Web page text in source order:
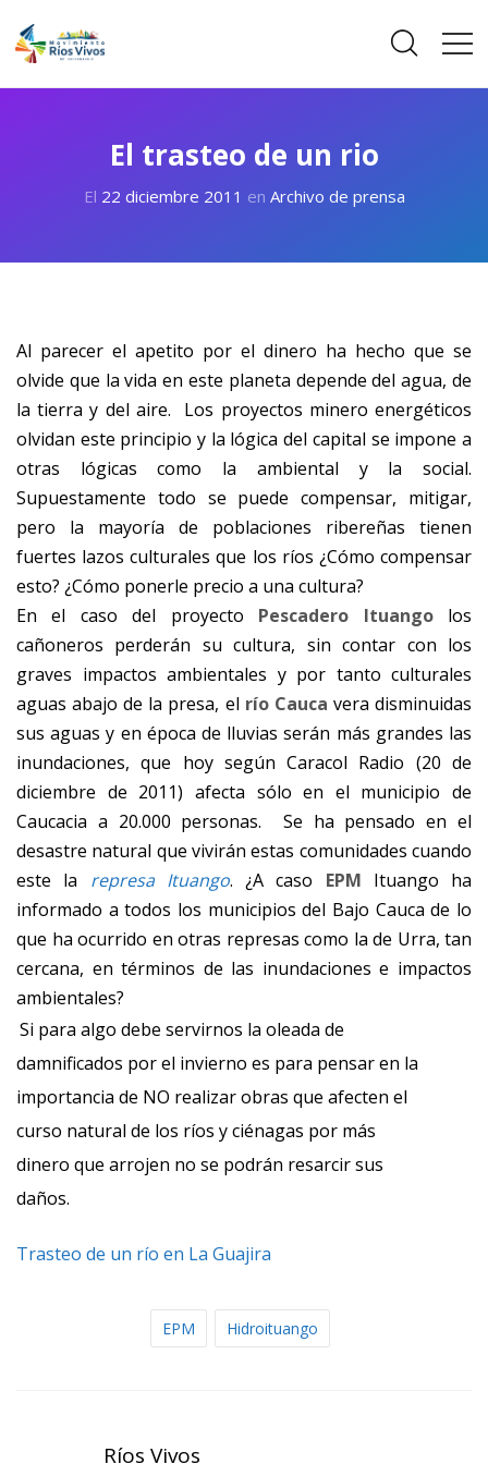
El trasteo de un rio
El 22 diciembre 2011 en Archivo de prensa
Al parecer el apetito por el dinero ha hecho que se
olvide que la vida en este planeta depende del agua, de
la tierra y del aire. Los proyectos minero energéticos
olvidan este principio y la lógica del capital se impone a
otras lógicas como la ambiental y la social.
Supuestamente todo se puede compensar, mitigar,
pero la mayoría de poblaciones ribereñas tienen
fuertes lazos culturales que los ríos ¿Cómo compensar
esto? ¿Cómo ponerle precio a una cultura?
En el caso del proyecto Pescadero Ituangolos
cañoneros perderán su cultura, sin contar con los
graves impactos ambientales y por tanto culturales
aguas abajo de la presa, el río Cauca vera disminuidas
sus aguas y en época de lluvias serán más grandes las
inundaciones, que hoy según Caracol Radio (20 de
diciembre de 2011) afecta sólo en el municipio de
Caucacia a 20.000 personas.
Se ha pensado en el
desastre natural que vivirán estas comunidades cuando
este la represa Ituango. ¿A caso EPM Ituango ha
informado a todos los municipios del Bajo Cauca de lo
que ha ocurrido en otras represas como la de Urra, tan
cercana, en términos de las inundaciones e impactos
ambientales?
Si para algo debe servirnos la oleada de
damnificados por el invierno es para pensar en la
importancia de NO realizar obras que afecten el
curso natural de los ríos y ciénagas por más
dinero que arrojen no se podrán resarcir sus
daños.
Trasteo de un río en La Guajira
EPM Hidroituango
Ríos Vivos